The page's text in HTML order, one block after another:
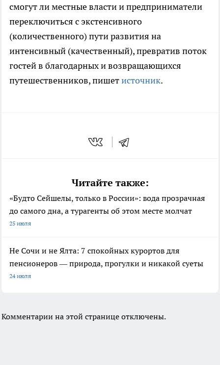
смогут ли местные власти и предприниматели
переключиться с экстенсивного
(количественного) пути развития на
интенсивный (качественный), превратив поток
гостей в благодарных и возвращающихся
путешественников, пишетисточник.
Читайте также:
«Будто Сейшелы, только в России»: вода прозрачная
до самого дна, а турагенты об этом месте молчат
25 июля
Не Сочи и не Ялта: 7 спокойных курортов для
пенсионеров — природа, прогулки и никакой суеты
24 июля
Комментарии на этой странице отключены.